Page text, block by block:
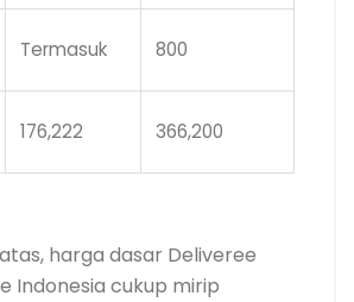
Termasuk 800
176,222 366,200
harga dasar Deliveree
Indonesia cukup mirip